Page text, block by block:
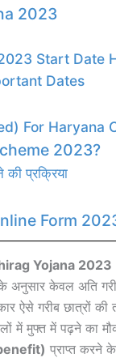
2023
Start Date
Dates
For Haryana
2023?
प्रक्रिया
Form
Yojana 2023
अनुसार केवल अति गरीब
ऐसे गरीब छात्रों
में मुफ्त में पढ़ने का
प्राप्त करने